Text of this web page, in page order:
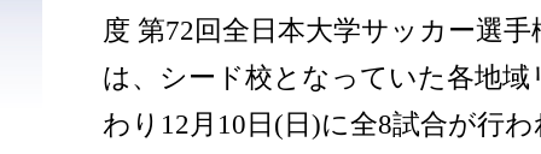
度 第72回全日本大学サッカー選
は、シード校となっていた各地域
わり12月10日(日)に全8試合が行